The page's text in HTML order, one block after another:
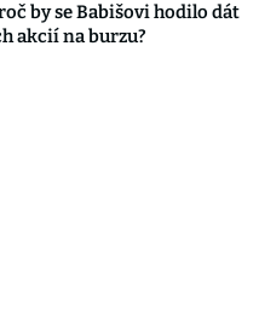
by se Babišovi hodilo dát
akcií na burzu?